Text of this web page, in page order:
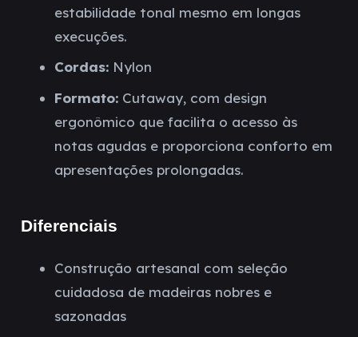
estabilidade tonal mesmo em longas
execuções.
Cordas: Nylon
Formato: Cutaway, com design
ergonômico que facilita o acesso às
notas agudas e proporciona conforto em
apresentações prolongadas.
Diferenciais
Construção artesanal com seleção
cuidadosa de madeiras nobres e
sazonadas